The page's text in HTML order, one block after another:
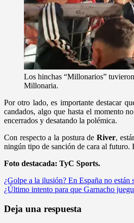
Los hinchas “Millonarios”
Millonaria.
Por otro lado, es importante destacar
candados, algo que hasta el momento
encerrados y desatando la polémica.
Con respecto a la postura de River,
ningún tipo de sanción de cara al
Foto destacada: TyC Sports.
Navegación
de
entradas
¿Golpe a la ilusión? En España no
¿Último intento para que Garnacho
Deja una respuesta